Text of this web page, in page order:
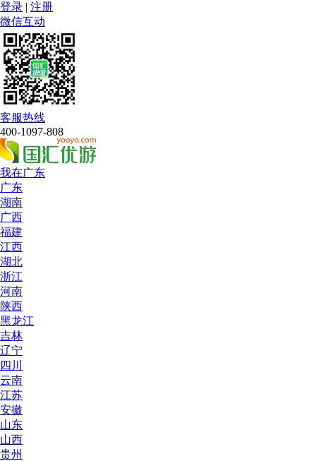
登录 | 注册
微信互动
客服热线
400-1097-808
我在广东
广东
湖南
广西
福建
江西
湖北
浙江
河南
陕西
黑龙江
吉林
辽宁
四川
云南
江苏
安徽
山东
山西
贵州